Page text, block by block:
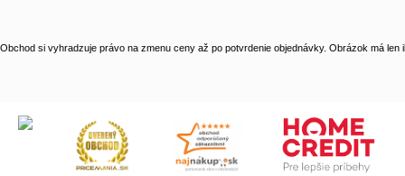
Obchod si vyhradzuje právo na zmenu ceny až po potvrdenie objednávky. Obrázok má len